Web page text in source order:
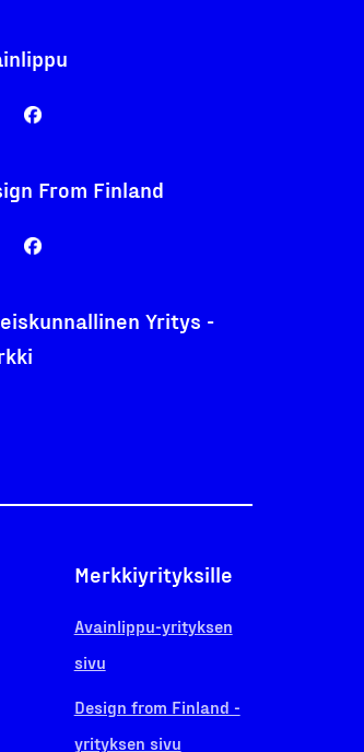
From Finland
Yritys -
Merkkiyrityksille
Avainlippu-yrityksen
sivu
Design from Finland -
yrityksen sivu